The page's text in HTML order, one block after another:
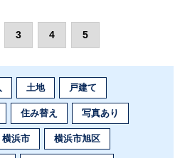
3 4 5
土地 戸建て
住み替え 写真あり
横浜市 横浜市旭区